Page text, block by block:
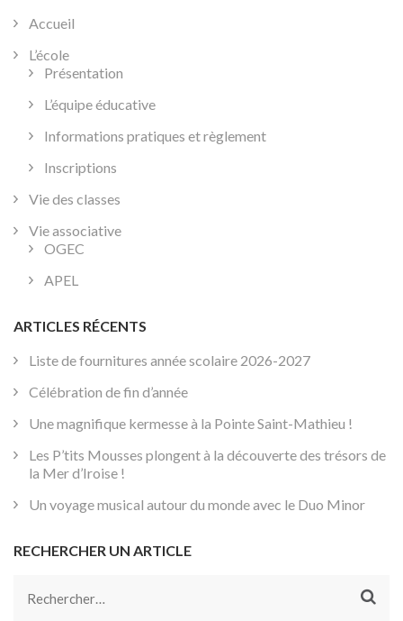
Accueil
L’école
Présentation
L’équipe éducative
Informations pratiques et règlement
Inscriptions
Vie des classes
Vie associative
OGEC
APEL
ARTICLES RÉCENTS
Liste de fournitures année scolaire 2026-2027
Célébration de fin d’année
Une magnifique kermesse à la Pointe Saint-Mathieu !
Les P’tits Mousses plongent à la découverte des trésors de
la Mer d’Iroise !
Un voyage musical autour du monde avec le Duo Minor
RECHERCHER UN ARTICLE
Rechercher :